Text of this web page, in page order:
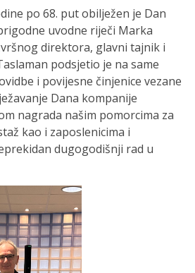
po 68. put obilježen je Dan
uvodne riječi Marka
direktora, glavni tajnik i
podsjetio je na same
i povijesne činjenice vezane
Dana kompanije
nagrada našim pomorcima za
kao i zaposlenicima i
dugogodišnji rad u